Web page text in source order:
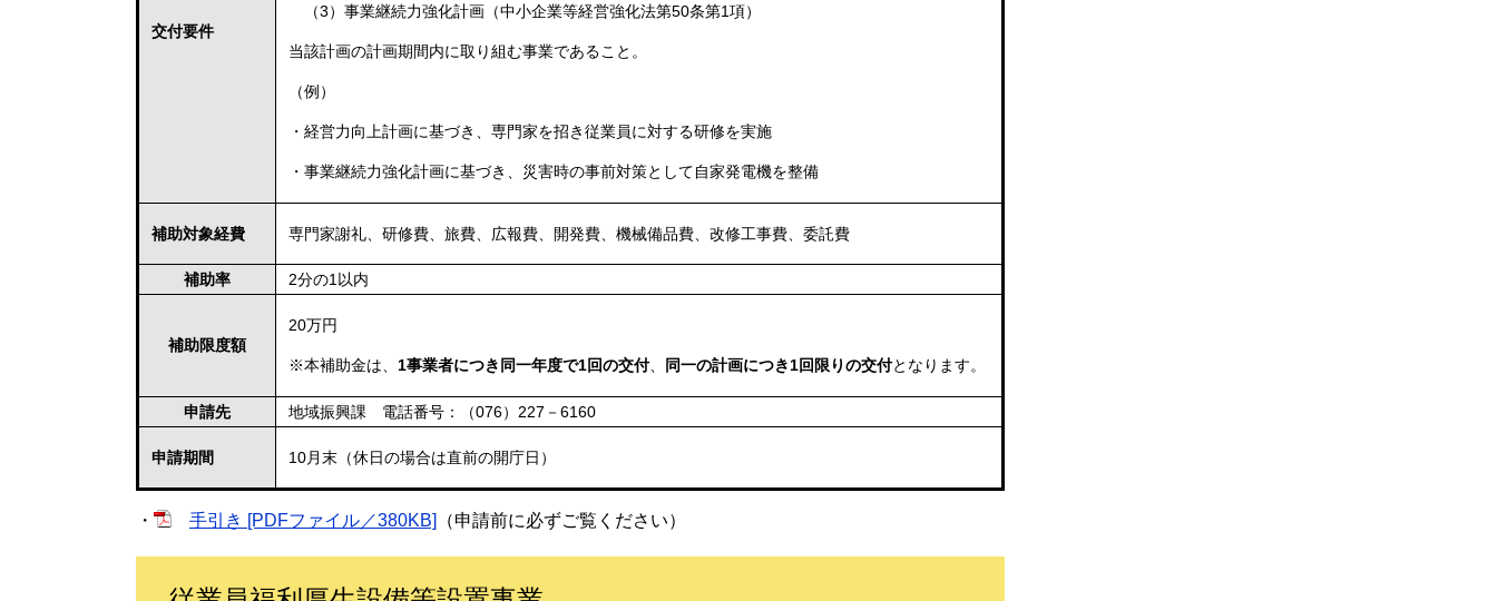
交付要件
（3）事業継続力強化計画（中小企業等経営強化法第50条第1項）
当該計画の計画期間内に取り組む事業であること。
（例）
・経営力向上計画に基づき、専門家を招き従業員に対する研修を実施
・事業継続力強化計画に基づき、災害時の事前対策として自家発電機を整備
補助対象経費 専門家謝礼、研修費、旅費、広報費、開発費、機械備品費、改修工事費、委託費
補助率 2分の1以内
補助限度額
20万円
※本補助金は、1事業者につき同一年度で1回の交付、 同一の計画につき1回限りの交付となります。
申請先 地域振興課 電話番号：（076）227－6160
申請期間 10月末（休日の場合は直前の開庁日）
・ 手引き [PDFファイル／380KB] （申請前に必ずご覧ください）